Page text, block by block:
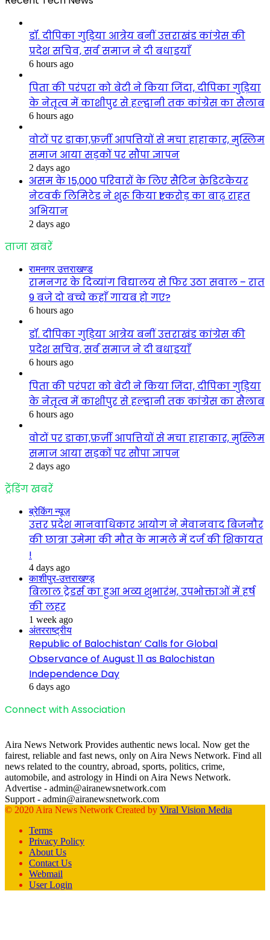
डॉ. दीपिका गुड़िया आत्रेय बनीं उत्तराखंड कांग्रेस की
प्रदेश सचिव, सर्व समाज ने दी बधाइयाँ
6 hours ago
पिता की परंपरा को बेटी ने किया जिंदा, दीपिका गुड़िया
के नेतृत्व में काशीपुर से हल्द्वानी तक कांग्रेस का सैलाब
6 hours ago
वोटों पर डाका,फ़र्ज़ी आपत्तियों से मचा हाहाकार, मुस्लिम
समाज आया सड़कों पर सौंपा ज्ञापन
2 days ago
असम के 15,000 परिवारों के लिए सैटिन क्रेडिटकेयर
नेटवर्क लिमिटेड ने शुरू किया ₹1 करोड़ का बाढ़ राहत
अभियान
2 days ago
ताजा खबरें
रामनगर उत्तराखण्ड
रामनगर के दिव्यांग विद्यालय से फिर उठा सवाल – रात
9 बजे दो बच्चे कहाँ गायब हो गए?
6 hours ago
डॉ. दीपिका गुड़िया आत्रेय बनीं उत्तराखंड कांग्रेस की
प्रदेश सचिव, सर्व समाज ने दी बधाइयाँ
6 hours ago
पिता की परंपरा को बेटी ने किया जिंदा, दीपिका गुड़िया
के नेतृत्व में काशीपुर से हल्द्वानी तक कांग्रेस का सैलाब
6 hours ago
वोटों पर डाका,फ़र्ज़ी आपत्तियों से मचा हाहाकार, मुस्लिम
समाज आया सड़कों पर सौंपा ज्ञापन
2 days ago
ट्रेंडिंग खबरें
ब्रेकिंग न्यूज़
उत्तर प्रदेश मानवाधिकार आयोग ने मेवानवाद बिजनौर
की छात्रा उमेमा की मौत के मामले में दर्ज की शिकायत
!
4 days ago
काशीपुर-उत्तराखण्ड़
बिलाल ट्रेडर्स का हुआ भव्य शुभारंभ, उपभोक्ताओं में हर्ष
की लहर
1 week ago
अंतरराष्ट्रीय
Republic of Balochistan’ Calls for Global
Observance of August 11 as Balochistan
Independence Day
6 days ago
Connect with Association
Aira News Network Provides authentic news local. Now get the
fairest, reliable and fast news, only on Aira News Network. Find all
news related to the country, abroad, sports, politics, crime,
automobile, and astrology in Hindi on Aira News Network.
Advertise - admin@airanewsnetwork.com
Support - admin@airanewsnetwork.com
© 2020 Aira News Network Created by Viral Vision Media
Terms
Privacy Policy
About Us
Contact Us
Webmail
User Login